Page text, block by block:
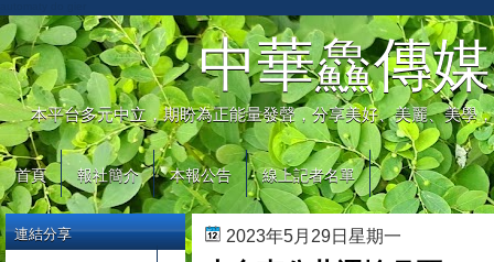
中華鱻傳媒
本平台多元中立，期盼為正能量發聲，分享美好、美麗、美學
首頁 報社簡介 本報公告 線上記者名單
2023年5月29日星期一
連結分享